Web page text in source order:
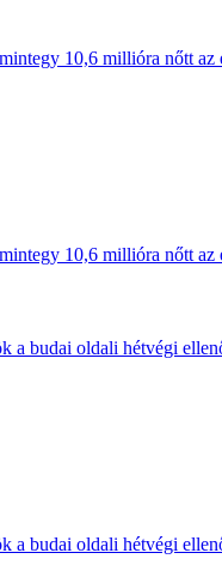
10,6 millióra nőtt az
10,6 millióra nőtt az
a budai oldali hétvégi
a budai oldali hétvégi